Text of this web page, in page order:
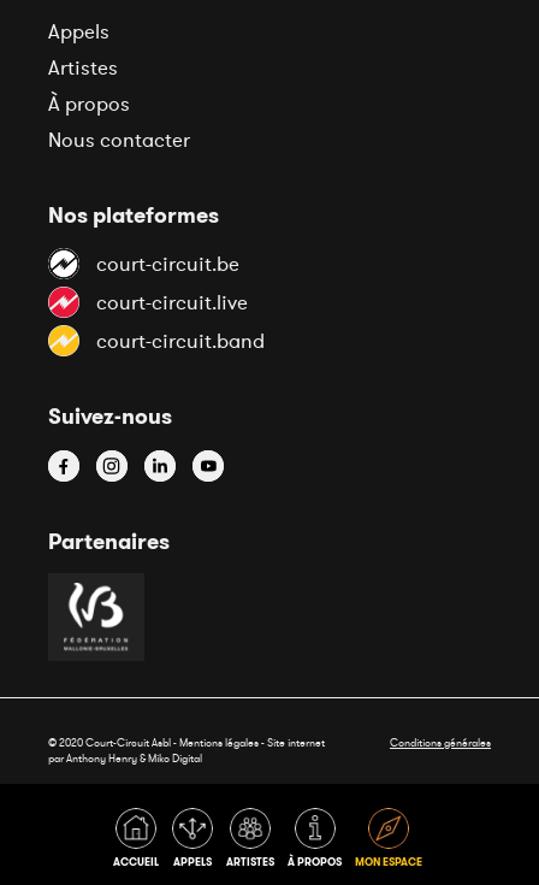
ACCUEIL APPELS ARTISTES À PROPOS MON ESPACE
Appels
Artistes
À propos
Nous contacter
Nos plateformes
court-circuit.be
court-circuit.live
court-circuit.band
Suivez-nous
Partenaires
© 2020 Court-Circuit Asbl - Mentions légales - Site internet
par Anthony Henry &Miko Digital
Conditions générales